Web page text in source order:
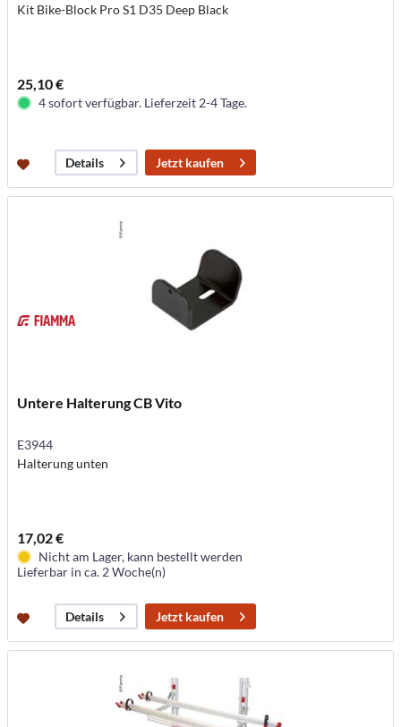
Kit Bike-Block Pro S1 D35 Deep Black
25,10 €
4 sofort verfügbar. Lieferzeit 2-4 Tage.
Details Jetzt kaufen
Untere Halterung CB Vito
E3944
Halterung unten
17,02 €
Nicht am Lager, kann bestellt werden
Lieferbar in ca. 2 Woche(n)
Details Jetzt kaufen